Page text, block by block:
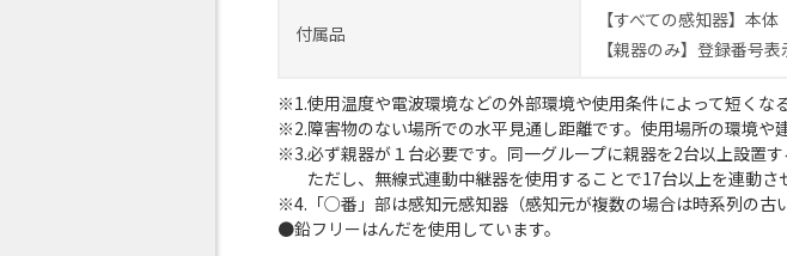
付属品
【すべての感知器】本
【親器のみ】登録番号
使用温度や電波環境などの外部環境や使用条件によって短くな
障害物のない場所での水平見通し距離です。使用場所の環境や
必ず親器が１台必要です。同一グループに親器を2台以上設置す
ただし、無線式連動中継器を使用することで17台以上を連動
「○番」部は感知元感知器（感知元が複数の場合は時系列の古
鉛フリーはんだを使用しています。